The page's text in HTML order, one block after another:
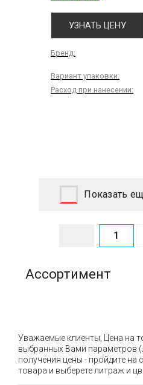
УЗНАТЬ ЦЕНУ
Бренд:
Вариант упаковки:
Расход при нанесении:
Показать
1
Ассортимент
Уважаемые клиенты, Цена на
выбранных Вами параметров
получения цены - пройдите
товара и выберете литраж и